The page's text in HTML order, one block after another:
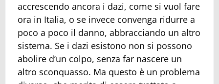
accrescendo ancora i dazi, come si vuol fare
ora in Italia, o se invece convenga ridurre a
poco a poco il danno, abbracciando un altro
sistema. Se i dazi esistono non si possono
abolire d’un colpo, senza far nascere un
altro sconquasso. Ma questo è un problema